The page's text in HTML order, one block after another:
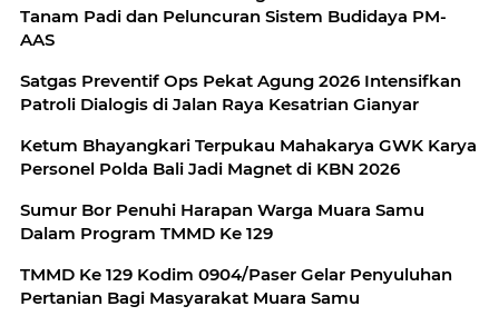
Tanam Padi dan Peluncuran Sistem Budidaya PM-
AAS
Satgas Preventif Ops Pekat Agung 2026 Intensifkan
Patroli Dialogis di Jalan Raya Kesatrian Gianyar
Ketum Bhayangkari Terpukau Mahakarya GWK Karya
Personel Polda Bali Jadi Magnet di KBN 2026
Sumur Bor Penuhi Harapan Warga Muara Samu
Dalam Program TMMD Ke 129
TMMD Ke 129 Kodim 0904/Paser Gelar Penyuluhan
Pertanian Bagi Masyarakat Muara Samu